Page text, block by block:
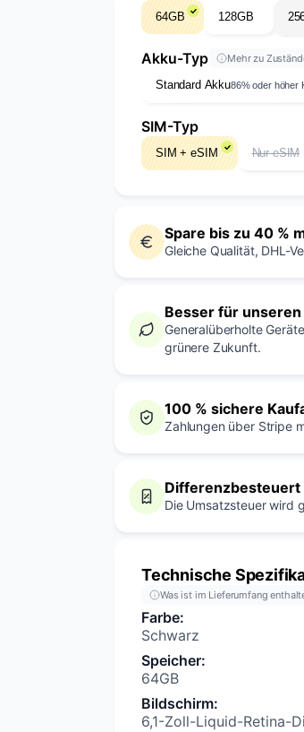
64GB 128GB
Akku-Typ Mehr zu
Standard Akku86% oder höher
SIM-Typ
SIM + eSIM Nur eSIM
Spare bis zu 40 %
Gleiche Qualität, DHL-
Besser für unseren
Generalüberholte
grünere Zukunft.
100 % sichere
Zahlungen über Stripe
Differenzbesteuert
Die Umsatzsteuer wird
Technische
Was ist im Lieferumfang
Farbe:
Schwarz
Speicher:
64GB
Bildschirm:
6,1-Zoll-Liquid-Retina-